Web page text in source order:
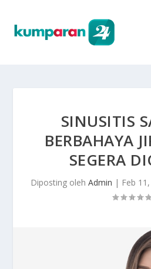
SINUSITIS
BERBAHAYA
SEGERA
Diposting oleh Admin | Feb